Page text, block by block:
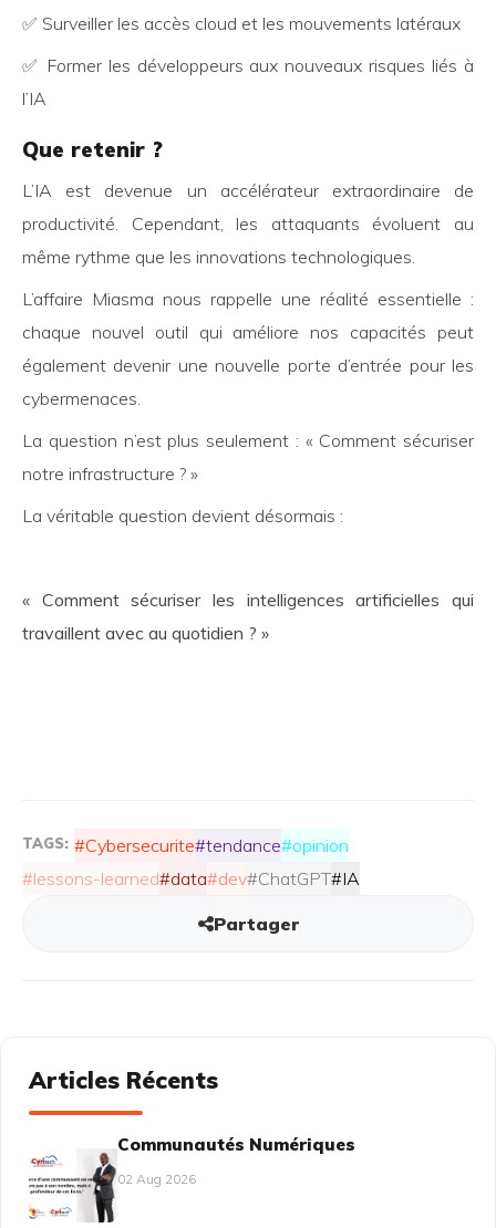
✅ Surveiller les accès cloud et les mouvements latéraux
✅ Former les développeurs aux nouveaux risques liés à
l’IA
Que retenir ?
L’IA est devenue un accélérateur extraordinaire de
productivité. Cependant, les attaquants évoluent au
même rythme que les innovations technologiques.
L’affaire Miasma nous rappelle une réalité essentielle :
chaque nouvel outil qui améliore nos capacités peut
également devenir une nouvelle porte d’entrée pour les
cybermenaces.
La question n’est plus seulement : « Comment sécuriser
notre infrastructure ? »
La véritable question devient désormais :
« Comment sécuriser les intelligences artificielles qui
travaillent avec au quotidien ? »
TAGS: #Cybersecurite#tendance#opinion
#lessons-learned#data#dev#ChatGPT#IA
Partager
Articles Récents
Communautés Numériques
02 Aug 2026